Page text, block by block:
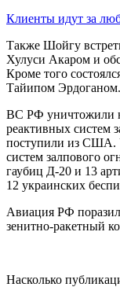
Клиенты идут за
Также Шойгу
Хулуси Акаром и
Кроме того
Тайипом Эрдоганом.
ВС РФ уничтожили
реактивных систем
поступили из США.
систем залпового
гаубиц Д-20 и 13
12 украинских
Авиация РФ
зенитно-ракетный
Насколько